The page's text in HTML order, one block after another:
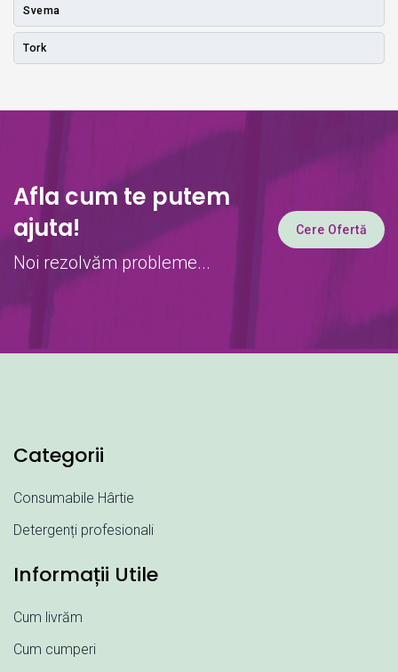
Svema
Tork
Afla cum te putem
ajuta!
Noi rezolvăm probleme...
Cere Ofertă
Categorii
Consumabile Hârtie
Detergenți profesionali
Informații Utile
Cum livrăm
Cum cumperi